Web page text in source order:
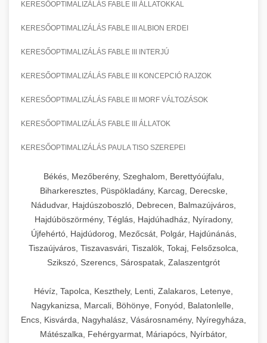
KERESŐOPTIMALIZÁLÁS FABLE III ÁLLATOKKAL
KERESŐOPTIMALIZÁLÁS FABLE III ALBION ERDEI
KERESŐOPTIMALIZÁLÁS FABLE III INTERJÚ
KERESŐOPTIMALIZÁLÁS FABLE III KONCEPCIÓ RAJZOK
KERESŐOPTIMALIZÁLÁS FABLE III MORF VÁLTOZÁSOK
KERESŐOPTIMALIZÁLÁS FABLE III ÁLLATOK
KERESŐOPTIMALIZÁLÁS PAULA TISO SZEREPEI
Békés, Mezőberény, Szeghalom, Berettyóújfalu,
Biharkeresztes, Püspökladány, Karcag, Derecske,
Nádudvar, Hajdúszoboszló, Debrecen, Balmazújváros,
Hajdúböszörmény, Téglás, Hajdúhadház, Nyíradony,
Újfehértó, Hajdúdorog, Mezőcsát, Polgár, Hajdúnánás,
Tiszaújváros, Tiszavasvári, Tiszalök, Tokaj, Felsőzsolca,
Szikszó, Szerencs, Sárospatak, Zalaszentgrót
Hévíz, Tapolca, Keszthely, Lenti, Zalakaros, Letenye,
Nagykanizsa, Marcali, Böhönye, Fonyód, Balatonlelle,
Encs, Kisvárda, Nagyhalász, Vásárosnamény, Nyíregyháza,
Mátészalka, Fehérgyarmat, Máriapócs, Nyírbátor,